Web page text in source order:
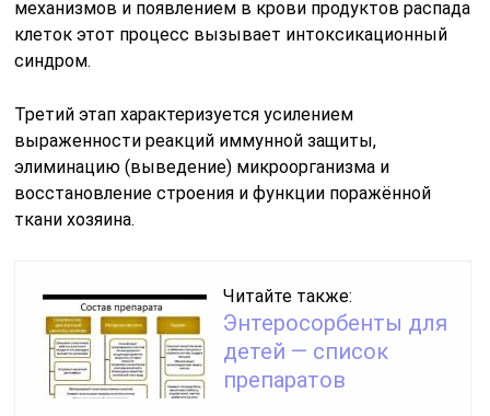
механизмов и появлением в крови продуктов распада
клеток этот процесс вызывает интоксикационный
синдром.
Третий этап характеризуется усилением
выраженности реакций иммунной защиты,
элиминацию (выведение) микроорганизма и
восстановление строения и функции поражённой
ткани хозяина.
Читайте также:
Энтеросорбенты для
детей — список
препаратов